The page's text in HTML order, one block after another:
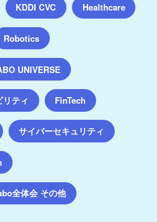
KDDI CVC Healthcare
Robotics
UNIVERSE
ティ FinTech
サイバーセキュリティ
全体会 その他